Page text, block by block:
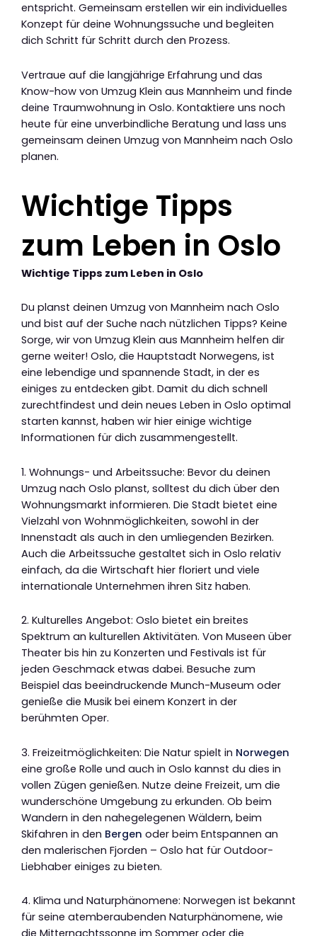
entspricht. Gemeinsam erstellen wir ein individuelles
Konzept für deine Wohnungssuche und begleiten
dich Schritt für Schritt durch den Prozess.
Vertraue auf die langjährige Erfahrung und das
Know-how von Umzug Klein aus Mannheim und finde
deine Traumwohnung in Oslo. Kontaktiere uns noch
heute für eine unverbindliche Beratung und lass uns
gemeinsam deinen Umzug von Mannheim nach Oslo
planen.
Wichtige Tipps
zum Leben in Oslo
Wichtige Tipps zum Leben in Oslo
Du planst deinen Umzug von Mannheim nach Oslo
und bist auf der Suche nach nützlichen Tipps? Keine
Sorge, wir von Umzug Klein aus Mannheim helfen dir
gerne weiter! Oslo, die Hauptstadt Norwegens, ist
eine lebendige und spannende Stadt, in der es
einiges zu entdecken gibt. Damit du dich schnell
zurechtfindest und dein neues Leben in Oslo optimal
starten kannst, haben wir hier einige wichtige
Informationen für dich zusammengestellt.
1. Wohnungs- und Arbeitssuche: Bevor du deinen
Umzug nach Oslo planst, solltest du dich über den
Wohnungsmarkt informieren. Die Stadt bietet eine
Vielzahl von Wohnmöglichkeiten, sowohl in der
Innenstadt als auch in den umliegenden Bezirken.
Auch die Arbeitssuche gestaltet sich in Oslo relativ
einfach, da die Wirtschaft hier floriert und viele
internationale Unternehmen ihren Sitz haben.
2. Kulturelles Angebot: Oslo bietet ein breites
Spektrum an kulturellen Aktivitäten. Von Museen über
Theater bis hin zu Konzerten und Festivals ist für
jeden Geschmack etwas dabei. Besuche zum
Beispiel das beeindruckende Munch-Museum oder
genieße die Musik bei einem Konzert in der
berühmten Oper.
3. Freizeitmöglichkeiten: Die Natur spielt in Norwegen
eine große Rolle und auch in Oslo kannst du dies in
vollen Zügen genießen. Nutze deine Freizeit, um die
wunderschöne Umgebung zu erkunden. Ob beim
Wandern in den nahegelegenen Wäldern, beim
Skifahren in den Bergen oder beim Entspannen an
den malerischen Fjorden – Oslo hat für Outdoor-
Liebhaber einiges zu bieten.
4. Klima und Naturphänomene: Norwegen ist bekannt
für seine atemberaubenden Naturphänomene, wie